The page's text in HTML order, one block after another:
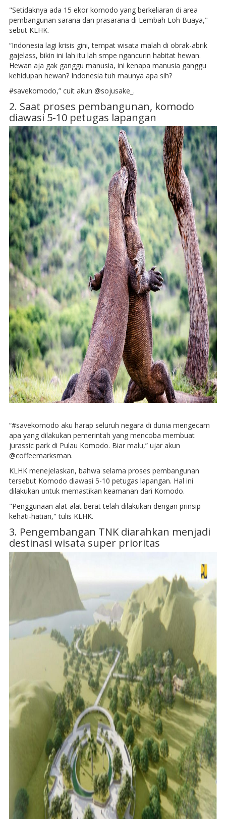
"Setidaknya ada 15 ekor komodo yang berkeliaran di area
pembangunan sarana dan prasarana di Lembah Loh Buaya,"
sebut KLHK.
“Indonesia lagi krisis gini, tempat wisata malah di obrak-abrik
gajelass, bikin ini lah itu lah smpe ngancurin habitat hewan.
Hewan aja gak ganggu manusia, ini kenapa manusia ganggu
kehidupan hewan? Indonesia tuh maunya apa sih?
#savekomodo,” cuit akun @sojusake_.
2. Saat proses pembangunan, komodo
diawasi 5-10 petugas lapangan
“#savekomodo aku harap seluruh negara di dunia mengecam
apa yang dilakukan pemerintah yang mencoba membuat
jurassic park di Pulau Komodo. Biar malu,” ujar akun
@coffeemarksman.
KLHK menejelaskan, bahwa selama proses pembangunan
tersebut Komodo diawasi 5-10 petugas lapangan. Hal ini
dilakukan untuk memastikan keamanan dari Komodo.
"Penggunaan alat-alat berat telah dilakukan dengan prinsip
kehati-hatian," tulis KLHK.
3. Pengembangan TNK diarahkan menjadi
destinasi wisata super prioritas